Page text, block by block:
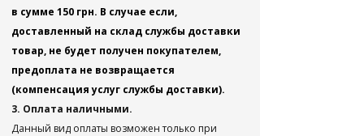
в сумме 150 грн. В случае если,
доставленный на склад службы доставки
товар, не будет получен покупателем,
предоплата не возвращается
(компенсация услуг службы доставки).
3. Оплата наличными.
Данный вид оплаты возможен только при